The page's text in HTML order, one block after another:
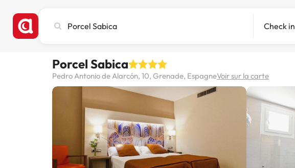
une
hôtel
ou
une
destination
Check in
Porcel Sabica
Pedro Antonio de Alarcón, 10, Grenade, EspagneVoir sur la carte